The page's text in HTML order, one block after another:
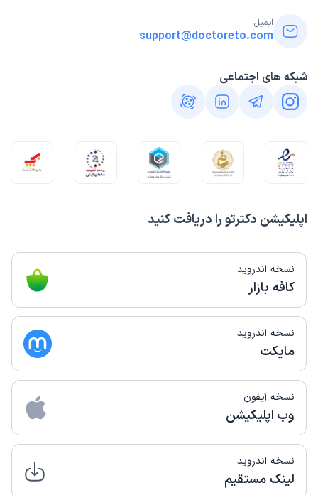
اپلیکیشن دکترتو را دریافت کنید
نسخه اندروید
کافه بازار
نسخه اندروید
مایکت
نسخه آیفون
وب اپلیکیشن
نسخه اندروید
لینک مستقیم
ایمیل:
support@doctoreto.com
شبکه های اجتماعی